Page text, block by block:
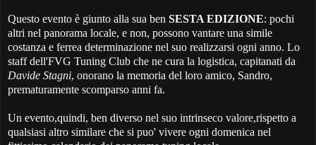
Questo evento è giunto alla sua ben SESTA EDIZIONE: pochi
altri nel panorama locale, e non, possono vantare una simile
costanza e ferrea determinazione nel suo realizzarsi ogni anno. Lo
staff dell'FVG Tuning Club che ne cura la logistica, capitanati da
Davide Stagni, onorano la memoria del loro amico, Sandro,
prematuramente scomparso anni fa.
Un evento,quindi, ben diverso nel suo intrinseco valore,rispetto a
qualsiasi altro similare che si puo' vivere ogni domenica nel